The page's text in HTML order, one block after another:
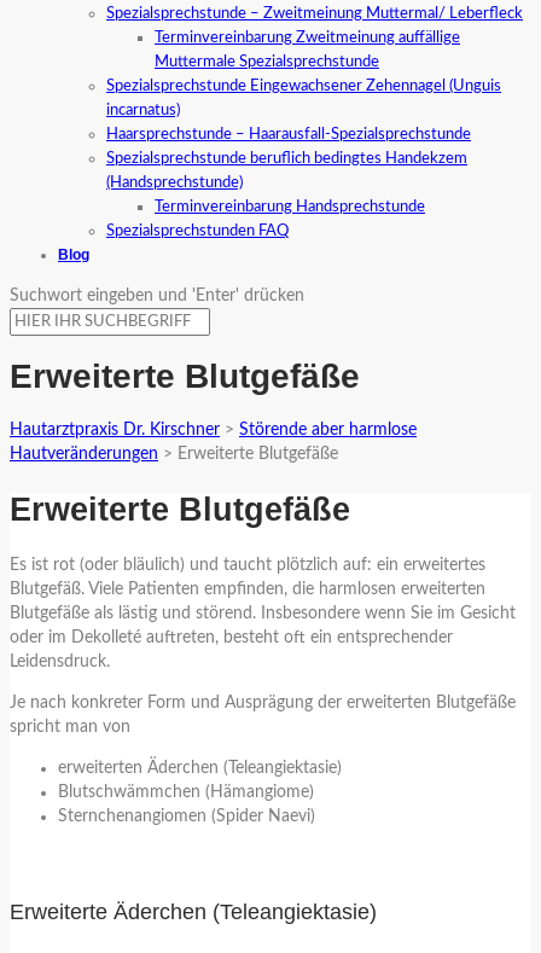
Spezialsprechstunde – Zweitmeinung Muttermal/ Leberfleck
Terminvereinbarung Zweitmeinung auffällige
Muttermale Spezialsprechstunde
Spezialsprechstunde Eingewachsener Zehennagel (Unguis
incarnatus)
Haarsprechstunde – Haarausfall-Spezialsprechstunde
Spezialsprechstunde beruflich bedingtes Handekzem
(Handsprechstunde)
Terminvereinbarung Handsprechstunde
Spezialsprechstunden FAQ
Blog
Suchwort eingeben und 'Enter' drücken
Erweiterte Blutgefäße
Hautarztpraxis Dr. Kirschner > Störende aber harmlose
Hautveränderungen > Erweiterte Blutgefäße
Erweiterte Blutgefäße
Es ist rot (oder bläulich) und taucht plötzlich auf: ein erweitertes
Blutgefäß. Viele Patienten empfinden, die harmlosen erweiterten
Blutgefäße als lästig und störend. Insbesondere wenn Sie im Gesicht
oder im Dekolleté auftreten, besteht oft ein entsprechender
Leidensdruck.
Je nach konkreter Form und Ausprägung der erweiterten Blutgefäße
spricht man von
erweiterten Äderchen (Teleangiektasie)
Blutschwämmchen (Hämangiome)
Sternchenangiomen (Spider Naevi)
Erweiterte Äderchen (Teleangiektasie)